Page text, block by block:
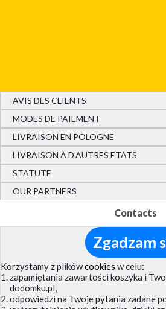
AVIS DES CLIENTS
MODES DE PAIEMENT
LIVRAISON EN POLOGNE
LIVRAISON À D'AUTRES ETATS
Contacts
(0048)
e-mail:(montrer)
ul. Innowacji 3
STATUTE
OUR PARTNERS
Zgadzam
Korzystamy z plikówcookies w celu:
zapamiętania zawartości koszyka i
dodomku.pl,
odpowiedzi na Twoje pytania zadane